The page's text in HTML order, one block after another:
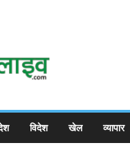
विदेश खेल व्यापार